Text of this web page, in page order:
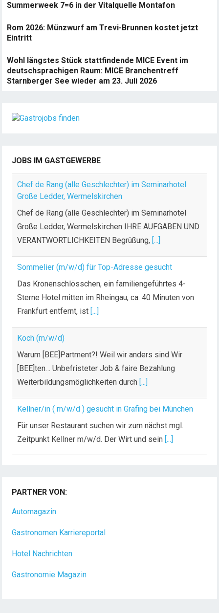
Summerweek 7=6 in der Vitalquelle Montafon
Rom 2026: Münzwurf am Trevi-Brunnen kostet jetzt
Eintritt
Wohl längstes Stück stattfindende MICE Event im
deutschsprachigen Raum: MICE Branchentreff
Starnberger See wieder am 23. Juli 2026
JOBS IM GASTGEWERBE
Chef de Rang (alle Geschlechter) im Seminarhotel
Große Ledder, Wermelskirchen
Chef de Rang (alle Geschlechter) im Seminarhotel
Große Ledder, Wermelskirchen IHRE AUFGABEN UND
VERANTWORTLICHKEITEN Begrüßung, [...]
Sommelier (m/w/d) für Top-Adresse gesucht
Das Kronenschlösschen, ein familiengeführtes 4-
Sterne Hotel mitten im Rheingau, ca. 40 Minuten von
Frankfurt entfernt, ist [...]
Koch (m/w/d)
Warum [BEE]Partment?! Weil wir anders sind Wir
[BEE]ten… Unbefristeter Job & faire Bezahlung
Weiterbildungsmöglichkeiten durch [...]
Kellner/in ( m/w/d ) gesucht in Grafing bei München
Für unser Restaurant suchen wir zum nächst mgl.
Zeitpunkt Kellner m/w/d. Der Wirt und sein [...]
Dein Arbeitsplatz mit Urlaubsfeeling Chef de Rang
(m/w/d) Du bist Gastgeber aus Leidenschaft und
PARTNER VON:
Automagazin
Gastronomen Karriereportal
Hotel Nachrichten
Gastronomie Magazin